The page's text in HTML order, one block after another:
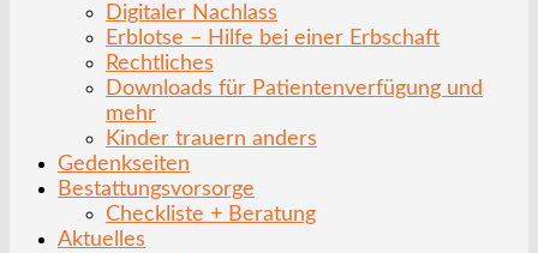
Digitaler Nachlass
Erblotse – Hilfe bei einer Erbschaft
Rechtliches
Downloads für Patientenverfügung und
mehr
Kinder trauern anders
Gedenkseiten
Bestattungsvorsorge
Checkliste + Beratung
Aktuelles